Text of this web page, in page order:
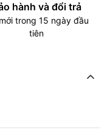
hành và đổi trả
trong 15 ngày đầu
tiên